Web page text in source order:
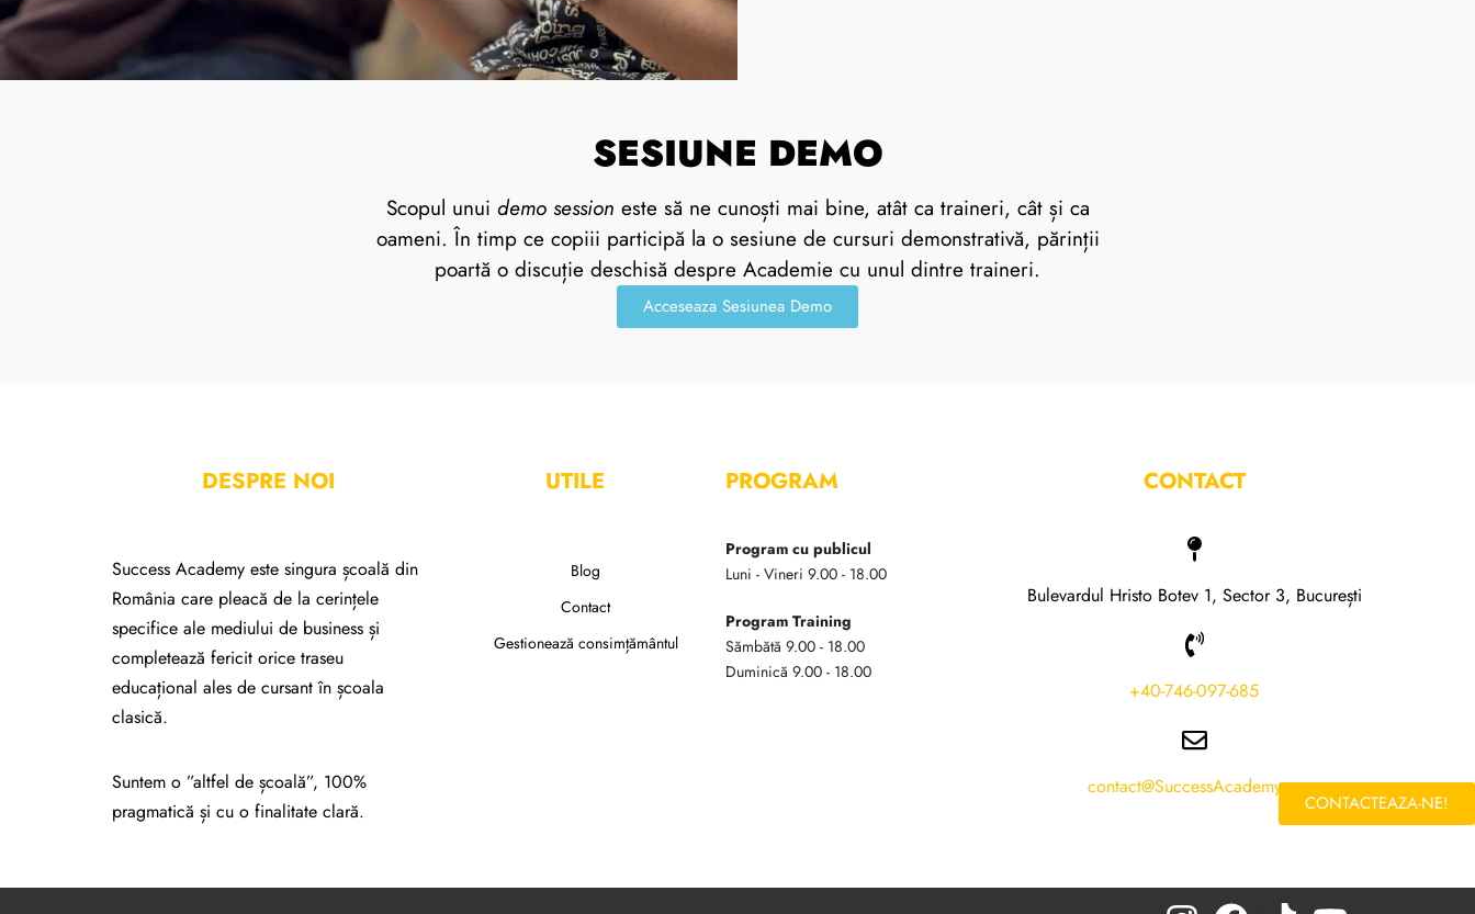
SESIUNE DEMO
Scopul unui demo session este să ne cunoști mai bine, atât ca traineri, cât și ca
oameni. În timp ce copiii participă la o sesiune de cursuri demonstrativă, părinții
poartă o discuție deschisă despre Academie cu unul dintre traineri.
Acceseaza Sesiunea Demo
CONTACTEAZA-NE!
DESPRE NOI
Success Academy este singura școală din
România care pleacă de la cerințele
specifice ale mediului de business și
completează fericit orice traseu
educațional ales de cursant în școala
clasică.
Suntem o ”altfel de școală”, 100%
pragmatică și cu o finalitate clară.
UTILE
Blog
Contact
Gestionează consimțământul
PROGRAM
Program cu publicul
Luni - Vineri 9.00 - 18.00
Program Training
Sămbătă 9.00 - 18.00
Duminică 9.00 - 18.00
CONTACT
Bulevardul Hristo Botev 1, Sector 3, București
+40-746-097-685
contact@SuccessAcademy.ro